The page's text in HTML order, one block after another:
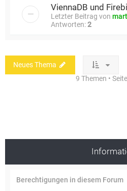
ViennaDB und
Letzter Beitrag von
Antworten:2
Neues Thema
9 Themen • Seite
Berechtigungen in diesem Forum